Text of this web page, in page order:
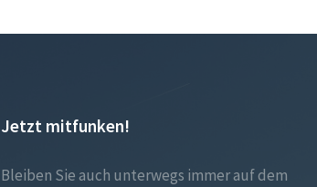
Jetzt mitfunken!
Bleiben Sie auch unterwegs immer auf dem